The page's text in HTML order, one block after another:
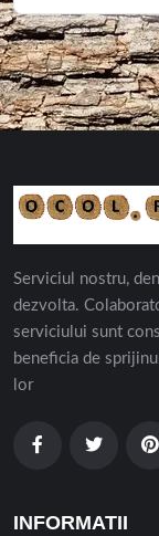
Serviciul nostru,
dezvolta.
serviciului sunt
beneficia de
lor
INFORMATII